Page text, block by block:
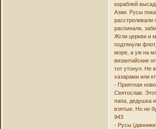
кораблей
Азии. Русы
расстреливали
распинали,
Жгли церкви и
подтянули
море, а уж на
византийские
тот утонул. Не
хазарами или
- Приятная
Святослав.
папа, дедушка
взятые. Но не
943
- Русы